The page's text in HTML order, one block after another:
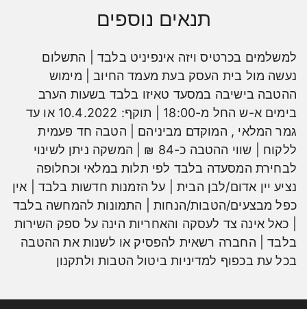
תנאים נוספים
למשלמים בכרטיס ויזה אינפיניט בלבד | התשלום
נעשה מול בית העסק בעת מעמד החיוב | מימוש
ההטבה בישיבה במסעד טאיזו בלבד בשעות הערב
בימים א-ש החל מ-18:00 | תוקף: 10.4.2022 או עד
גמר המלאי , המוקדם מביניהם | הטבה חד פעמית
ללקוח | שווי ההטבה כ-84 ₪ | המשקה ניתן לשינוי
לבחירת המסעדה בלבד לפי תלות במלאי וכחלופה
נציע יין אדום/לבן הבית | על הזמנות חדשות בלבד | אין
כפל מבצעים/הטבות/הנחות | התמונות להמחשה בלבד
| כאל אינה צד לעסקה והאחריות הינה על ספק השירות
בלבד | החברה רשאית להפסיק או לשנות את ההטבה
בכל עת בכפוף למדיניות ביטול הטבות ולתקנון